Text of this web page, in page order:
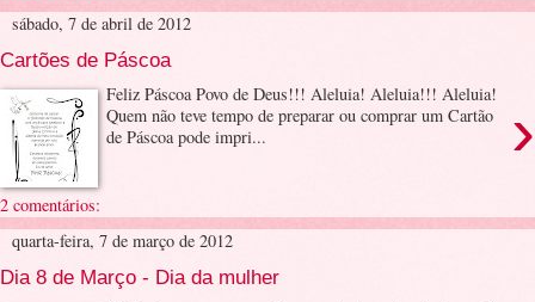
sábado, 7 de abril de 2012
Cartões de Páscoa
›
Feliz Páscoa Povo de Deus!!! Aleluia! Aleluia!!! Aleluia!
Quem não teve tempo de preparar ou comprar um Cartão
de Páscoa pode impri...
2 comentários:
quarta-feira, 7 de março de 2012
Dia 8 de Março - Dia da mulher